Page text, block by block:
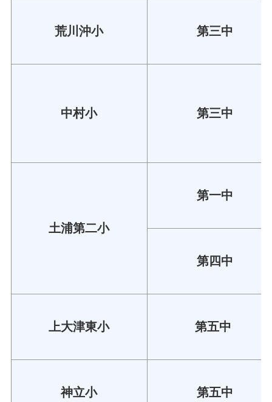
荒川沖小 第三中
中村小 第三中
土浦第二小
第一中
第四中
上大津東小 第五中
神立小 第五中